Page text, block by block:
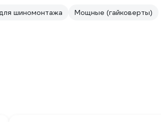
шиномонтажа
Мощные (гайковерты)